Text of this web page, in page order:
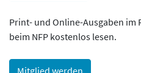
Print- und Online-Ausgaben im
beim NFP kostenlos lesen.